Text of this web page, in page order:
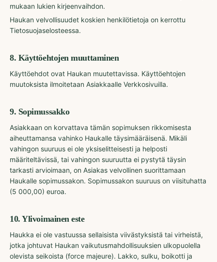
mukaan lukien kirjeenvaihdon.
Haukan velvollisuudet koskien henkilötietoja on kerrottu
Tietosuojaselosteessa.
8. Käyttöehtojen muuttaminen
Käyttöehdot ovat Haukan muutettavissa. Käyttöehtojen
muutoksista ilmoitetaan Asiakkaalle Verkkosivuilla.
9. Sopimussakko
Asiakkaan on korvattava tämän sopimuksen rikkomisesta
aiheuttamansa vahinko Haukalle täysimääräisenä. Mikäli
vahingon suuruus ei ole yksiselitteisesti ja helposti
määriteltävissä, tai vahingon suuruutta ei pystytä täysin
tarkasti arvioimaan, on Asiakas velvollinen suorittamaan
Haukalle sopimussakon. Sopimussakon suuruus on viisituhatta
(5 000,00) euroa.
10.Ylivoimainen este
Haukka ei ole vastuussa sellaisista viivästyksistä tai virheistä,
jotka johtuvat Haukan vaikutusmahdollisuuksien ulkopuolella
olevista seikoista (force majeure). Lakko, sulku, boikotti ja